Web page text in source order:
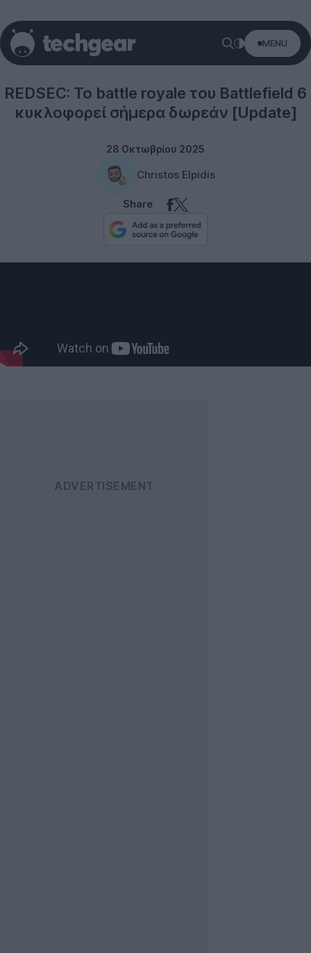
MENU
REDSEC: Το battle royale του Battlefield 6
κυκλοφορεί σήμερα δωρεάν [Update]
28 Οκτωβρίου 2025
Christos Elpidis
Share